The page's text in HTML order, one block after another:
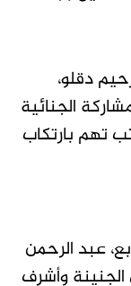
دقلو،
الجنائية
تهم بارتكاب
عبد الرحمن
وأشرف